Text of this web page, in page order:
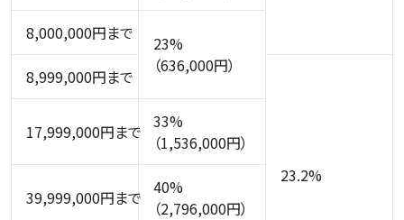
8,000,000円まで
23%
（636,000円）
8,999,000円まで
23.2%
17,999,000円まで 33%
（1,536,000円）
39,999,000円まで 40%
（2,796,000円）